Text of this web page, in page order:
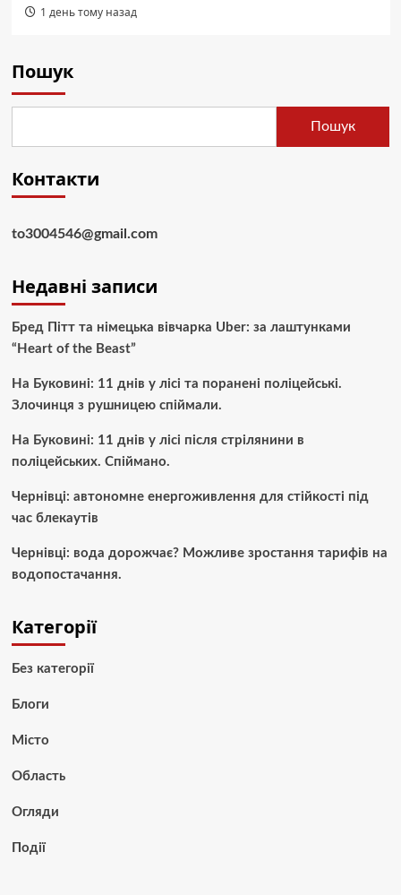
1 день тому назад
Пошук
Пошук
Контакти
to3004546@gmail.com
Недавні записи
Бред Пітт та німецька вівчарка Uber: за лаштунками
“Heart of the Beast”
На Буковині: 11 днів у лісі та поранені поліцейські.
Злочинця з рушницею спіймали.
На Буковині: 11 днів у лісі після стрілянини в
поліцейських. Спіймано.
Чернівці: автономне енергоживлення для стійкості під
час блекаутів
Чернівці: вода дорожчає? Можливе зростання тарифів на
водопостачання.
Категорії
Без категорії
Блоги
Місто
Область
Огляди
Події